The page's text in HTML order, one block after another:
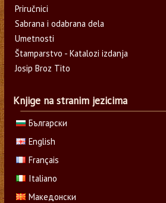
Priručnici
Sabrana i odabrana dela
Umetnosti
Štamparstvo - Katalozi izdanja
Josip Broz Tito
Knjige na stranim jezicima
Български
English
Français
Italiano
Македонски